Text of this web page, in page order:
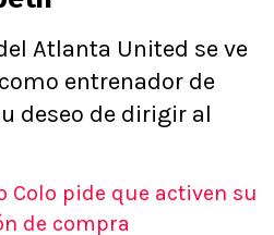
Atlanta United se ve
entrenador de
deseo de dirigir al
Colo pide que activen su
de compra